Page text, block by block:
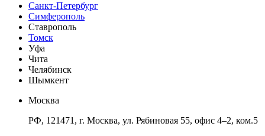
Санкт-Петербург
Симферополь
Ставрополь
Томск
Уфа
Чита
Челябинск
Шымкент
Москва
РФ, 121471, г. Москва, ул. Рябиновая 55, офис 4–2, ком.5